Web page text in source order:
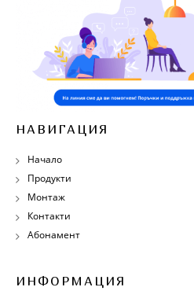
НАВИГАЦИЯ
Начало
Продукти
Монтаж
Контакти
Абонамент
ИНФОРМАЦИЯ